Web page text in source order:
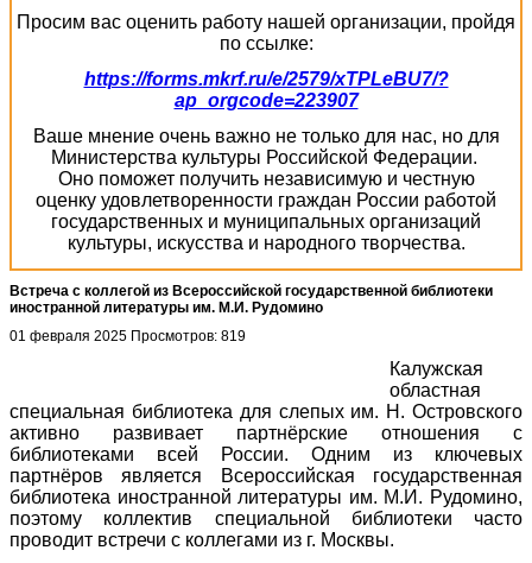
Просим вас оценить работу нашей организации, пройдя
по ссылке:
https://forms.mkrf.ru/e/2579/xTPLeBU7/?
ap_orgcode=223907
Ваше мнение очень важно не только для нас, но для
Министерства культуры Российской Федерации.
Оно поможет получить независимую и честную
оценку удовлетворенности граждан России работой
государственных и муниципальных организаций
культуры, искусства и народного творчества.
Встреча с коллегой из Всероссийской государственной библиотеки
иностранной литературы им. М.И. Рудомино
01 февраля 2025 Просмотров: 819
Калужская
областная
специальная библиотека для слепых им. Н. Островского
активно развивает партнёрские отношения с
библиотеками всей России. Одним из ключевых
партнёров является Всероссийская государственная
библиотека иностранной литературы им. М.И. Рудомино,
поэтому коллектив специальной библиотеки часто
проводит встречи с коллегами из г. Москвы.